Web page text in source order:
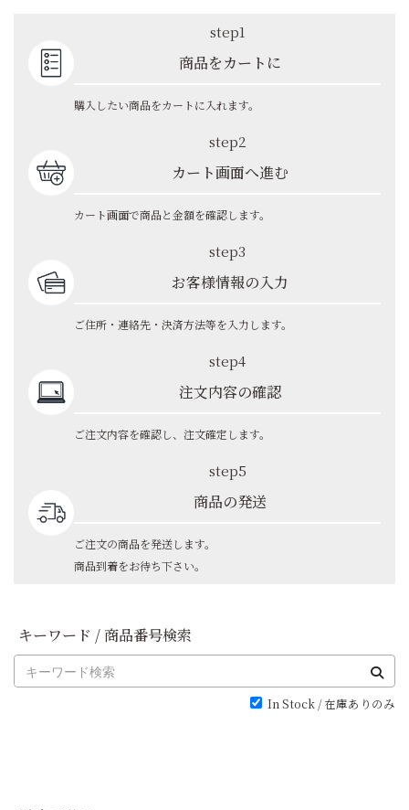
step1
商品をカートに
購入したい商品をカートに入れます。
step2
カート画面へ進む
カート画面で商品と金額を確認します。
step3
お客様情報の入力
ご住所・連絡先・決済方法等を入力します。
step4
注文内容の確認
ご注文内容を確認し、注文確定します。
step5
商品の発送
ご注文の商品を発送します。
商品到着をお待ち下さい。
キーワード / 商品番号検索
In Stock / 在庫ありのみ